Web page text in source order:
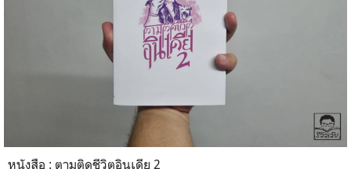
หนังสือ : ตามติดชีวิตอินเดีย 2